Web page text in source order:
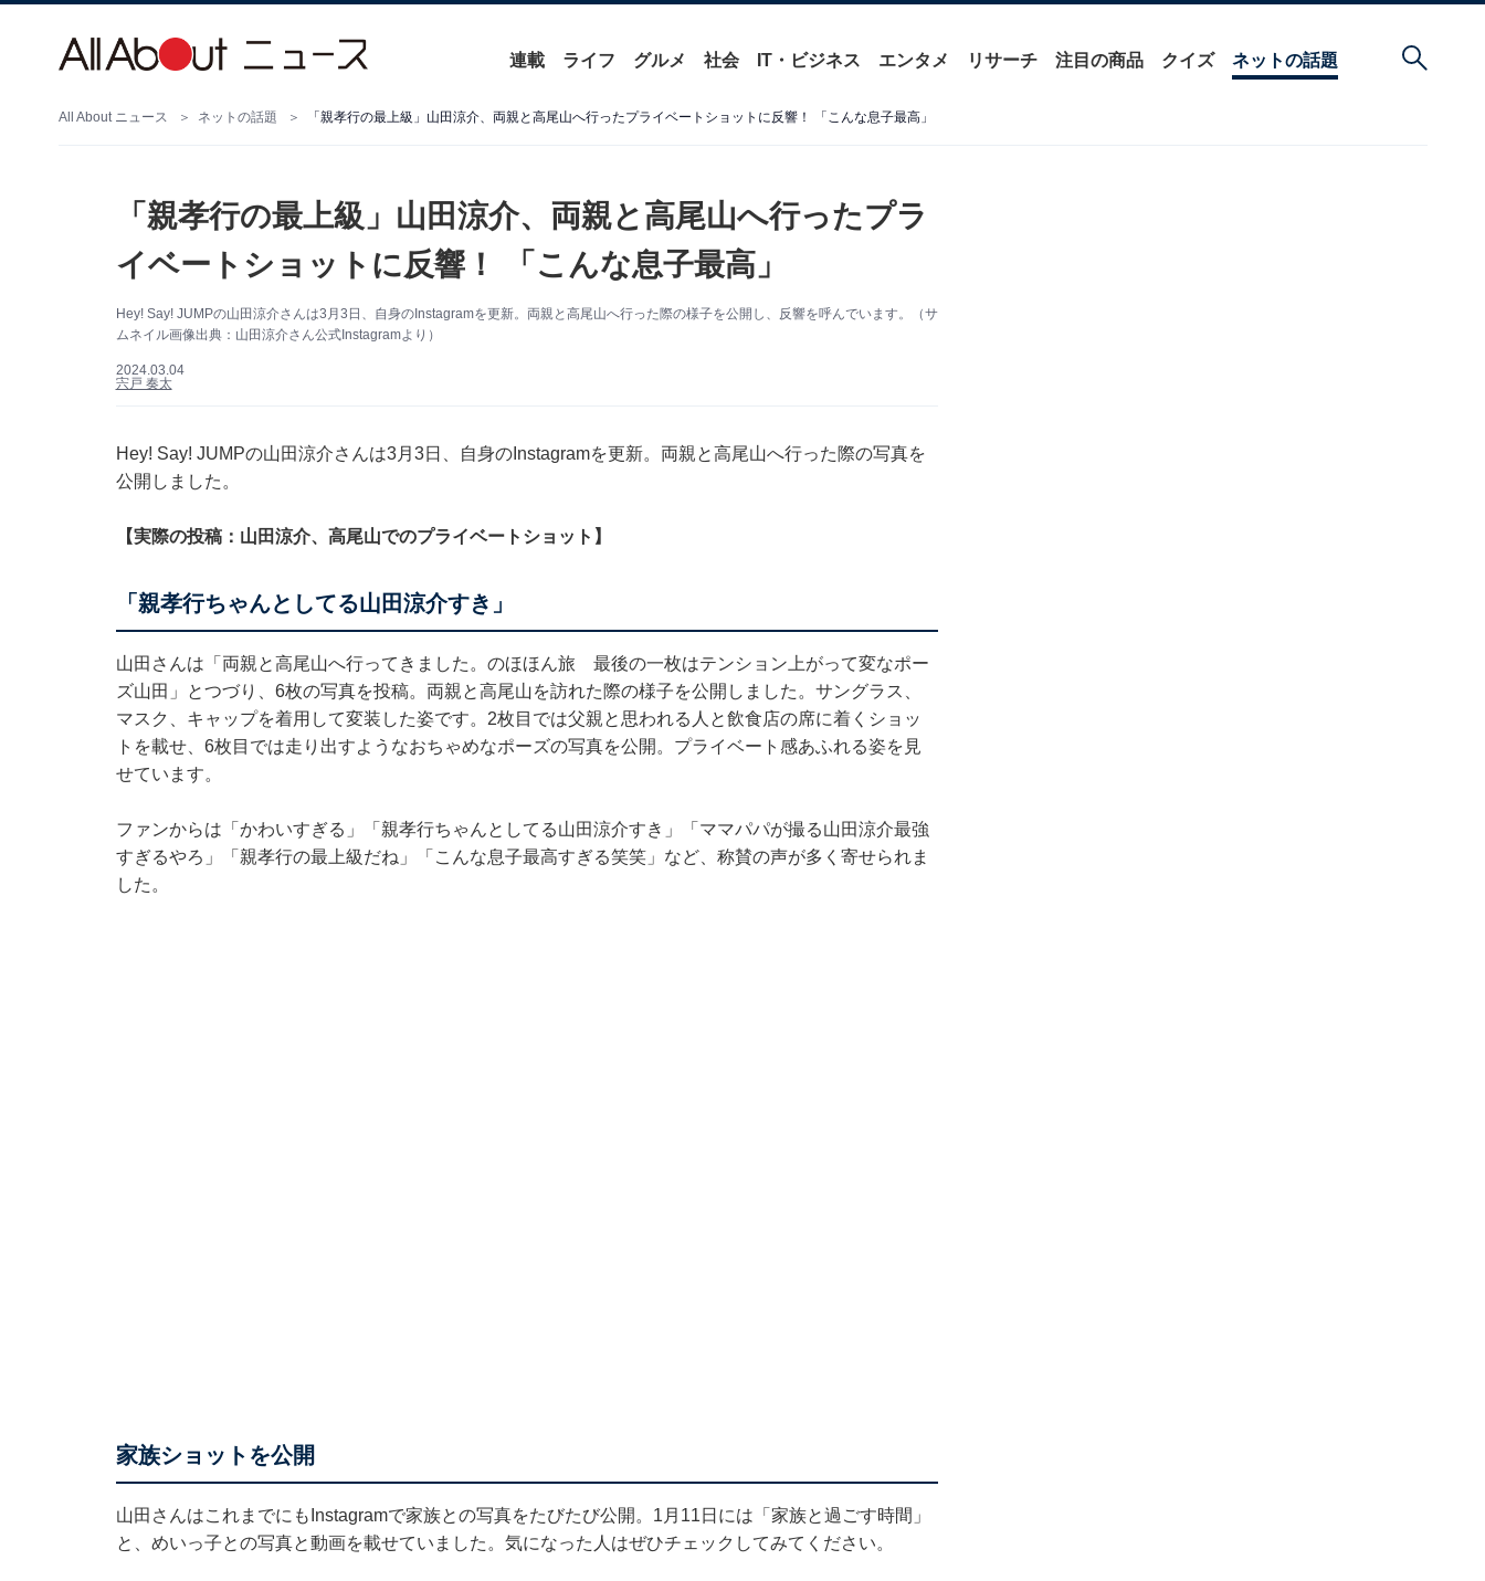
連載 ライフ グルメ 社会 IT・ビジネス エンタメ リサーチ 注目の商品 クイズ ネットの話題
All About ニュース ネットの話題 「親孝行の最上級」山田涼介、両親と高尾山へ行ったプライベートショットに反響！ 「こんな息子最高」
「親孝行の最上級」山田涼介、両親と高尾山へ行ったプラ
イベートショットに反響！ 「こんな息子最高」
Hey! Say! JUMPの山田涼介さんは3月3日、自身のInstagramを更新。両親と高尾山へ行った際の様子を公開し、反響を呼んでいます。（サ
ムネイル画像出典：山田涼介さん公式Instagramより）
2024.03.04
宍戸 奏太
Hey! Say! JUMPの山田涼介さんは3月3日、自身のInstagramを更新。両親と高尾山へ行った際の写真を
公開しました。
【実際の投稿：山田涼介、高尾山でのプライベートショット】
「親孝行ちゃんとしてる山田涼介すき」
山田さんは「両親と高尾山へ行ってきました。のほほん旅 最後の一枚はテンション上がって変なポー
ズ山田」とつづり、6枚の写真を投稿。両親と高尾山を訪れた際の様子を公開しました。サングラス、
マスク、キャップを着用して変装した姿です。2枚目では父親と思われる人と飲食店の席に着くショッ
トを載せ、6枚目では走り出すようなおちゃめなポーズの写真を公開。プライベート感あふれる姿を見
せています。
ファンからは「かわいすぎる」「親孝行ちゃんとしてる山田涼介すき」「ママパパが撮る山田涼介最強
すぎるやろ」「親孝行の最上級だね」「こんな息子最高すぎる笑笑」など、称賛の声が多く寄せられま
した。
家族ショットを公開
山田さんはこれまでにもInstagramで家族との写真をたびたび公開。1月11日には「家族と過ごす時間」
と、めいっ子との写真と動画を載せていました。気になった人はぜひチェックしてみてください。